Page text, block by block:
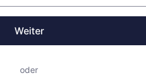
Weiter
oder